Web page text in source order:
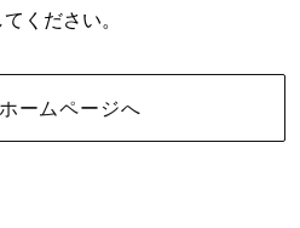
ください。
ームページへ